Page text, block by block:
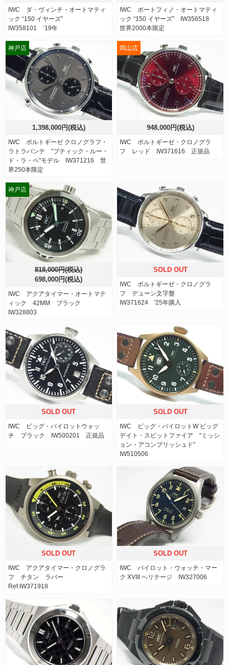
IWC ダ・ヴィンチ・オートマティ
ック “150 イヤーズ”
IW358101 ’19年
IWC ポートフィノ・オートマティ
ック “150 イヤーズ” IW356518
世界2000本限定
1,398,000円(税込)
IWC ポルトギーゼ クロノグラフ・
ラトラパンテ ''ブティック・ルー・
ド・ラ・ペ''モデル IW371216 世
界250本限定
神戸店
948,000円(税込)
IWC ポルトギーゼ・クロノグラ
フ レッド IW371616 正規品
岡山店
818,000円(税込)
698,000円(税込)
IWC アクアタイマー・オートマテ
ィック 42MM ブラック
IW328803
神戸店
SOLD OUT
IWC ポルトギーゼ・クロノグラ
フ デューン文字盤
IW371624 '25年購入
SOLD OUT
IWC ビッグ・パイロットウォッ
チ ブラック IW500201 正規品
SOLD OUT
IWC ビッグ・パイロットW ビッグ
デイト・スピットファイア “ミッシ
ョン・アコンプリッシュド”
IW510506
SOLD OUT
IWC アクアタイマー・クロノグラ
フ チタン ラバー
Ref.IW371918
SOLD OUT
IWC パイロット・ウォッチ・マー
ク XVIII ヘリテージ IW327006